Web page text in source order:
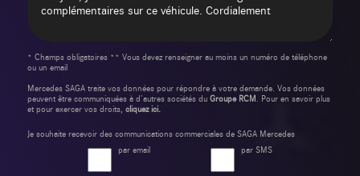
* Champs obligatoires ** Vous devez renseigner au moins un numéro de téléphone
ou un email
Mercedes SAGA traite vos données pour répondre à votre demande. Vos données
peuvent être communiquées à d’autres sociétés du Groupe RCM . Pour en savoir plus
et pour exercer vos droits, cliquez ici.
Je souhaite recevoir des communications commerciales de SAGA Mercedes
par email
par SMS